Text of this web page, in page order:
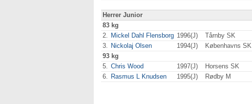
Herrer Junior
83 kg
2. Mickel Dahl Flensborg 1996(J) Tårnby SK
3. Nickolaj Olsen 1994(J) Københavns SK
93 kg
5. Chris Wood 1997(J) Horsens SK
6. Rasmus L Knudsen 1995(J) Rødby M